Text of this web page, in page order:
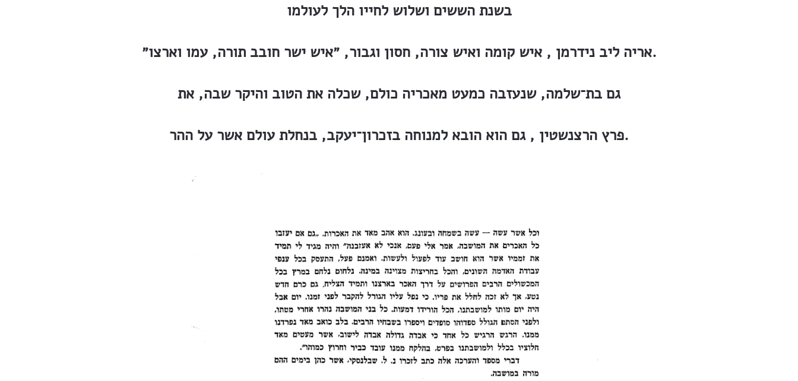
בשנת הששים ושלוש לחייו הלך לעולמו
אריה ליב נידרמן , איש קומה ואיש צורה, חסון וגבור, ״איש ישר חובב תורה, עמו וארצו״.
גם בת־שלמה, שנעזבה כמעט מאכריה כולם, שכלה את הטוב והיקר שבה, את
פרץ הרצנשטין , גם הוא הובא למנוחה בזכרון־יעקב, בנחלת עולם אשר על ההר.